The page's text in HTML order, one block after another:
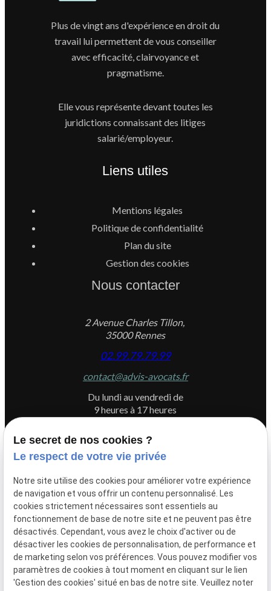
Plus de vingt ans d'expérience en droit du
travail lui permettent de vous conseiller
avec efficacité, clairvoyance et
pragmatisme.
Elle vous représente devant toutes les
juridictions connaissant des litiges
salarié/employeur.
Liens utiles
Mentions légales
Politique de confidentialité
Plan du site
Gestion des cookies
Nous contacter
2 Avenue Charles Tillon,
35000 Rennes
02.99.79.79.99
contact@advis-avocats.fr
Du lundi au vendredi de
9 heures à 17 heures
Newletter
Inscrivez-vous à la newsletter du Cabinet ADVIS
Le secret de nos cookies ?
Le respect de votre vie privée
Notre site utilise des cookies pour améliorer votre expérience
de navigation et vous offrir un contenu personnalisé. Les
cookies strictement nécessaires sont essentiels au
fonctionnement de base de notre site et ne peuvent pas être
désactivés. Cependant, vous avez le choix d'activer ou de
désactiver les cookies de personnalisation, de performance et
de marketing selon vos préférences. Vous pouvez modifier vos
paramètres de cookies à tout moment en cliquant sur le lien
'Gestion des cookies' situé en bas de notre site. Veuillez noter